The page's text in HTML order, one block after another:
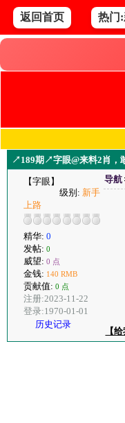
返回首页 热门
↗189期↗字眼@来料2肖，
【字眼】
级别: 新手
上路
精华: 0
发帖: 0
威望: 0 点
金钱: 140 RMB
贡献值: 0 点
注册:2023-11-22
登录:1970-01-01
历史记录
导航
【